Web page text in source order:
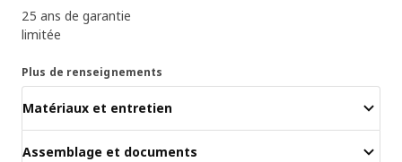
25 ans de garantie
limitée
Plus de renseignements
Matériaux et entretien
Assemblage et documents